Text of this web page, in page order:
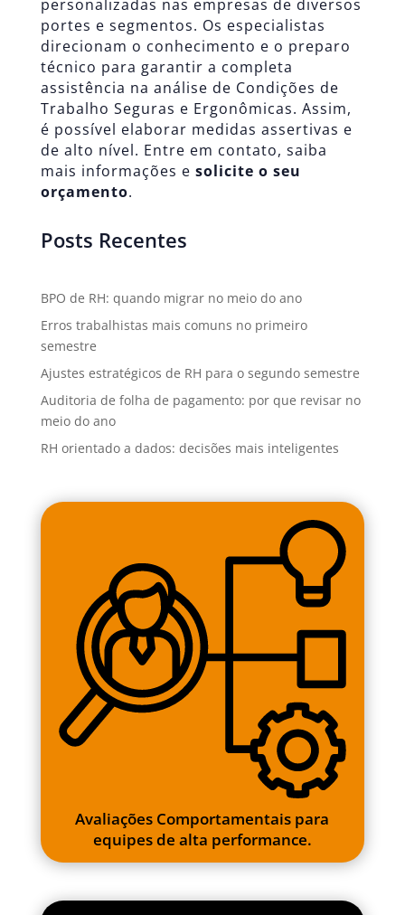
personalizadas nas empresas de diversos
portes e segmentos. Os especialistas
direcionam o conhecimento e o preparo
técnico para garantir a completa
assistência na análise de Condições de
Trabalho Seguras e Ergonômicas. Assim,
é possível elaborar medidas assertivas e
de alto nível. Entre em contato, saiba
mais informações e solicite o seu
orçamento.
Posts Recentes
BPO de RH: quando migrar no meio do ano
Erros trabalhistas mais comuns no primeiro
semestre
Ajustes estratégicos de RH para o segundo semestre
Auditoria de folha de pagamento: por que revisar no
meio do ano
RH orientado a dados: decisões mais inteligentes
Avaliações Comportamentais para
equipes de alta performance.